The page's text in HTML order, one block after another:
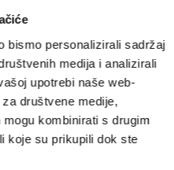
bismo personalizirali sadržaj
medija i analizirali
upotrebi naše web-
društvene medije,
kombinirati s drugim
koje su prikupili dok ste
Size